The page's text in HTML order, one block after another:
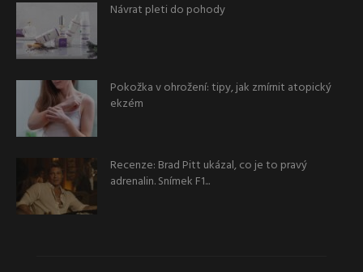
Návrat pleti do pohody
Pokožka v ohrožení: tipy, jak zmírnit atopický
ekzém
Recenze: Brad Pitt ukázal, co je to pravý
adrenalin. Snímek F1...